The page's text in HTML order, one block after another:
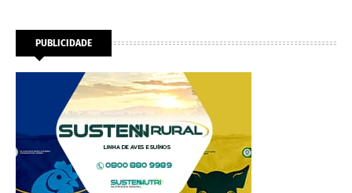
PUBLICIDADE